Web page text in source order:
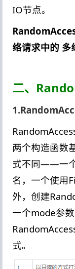
IO节点。
络请求中的 多
二、
两个构造函数
式不同——一
名，一个使用
外，创建
一个mode参
式。